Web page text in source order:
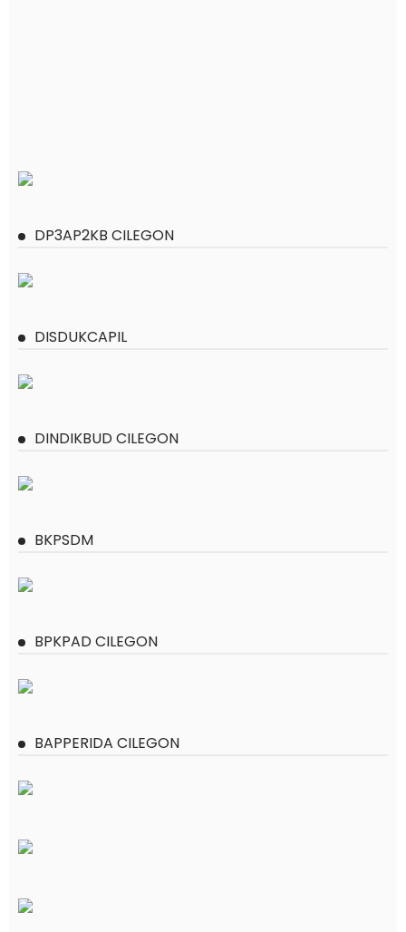
DP3AP2KB CILEGON
DISDUKCAPIL
DINDIKBUD CILEGON
BKPSDM
BPKPAD CILEGON
BAPPERIDA CILEGON